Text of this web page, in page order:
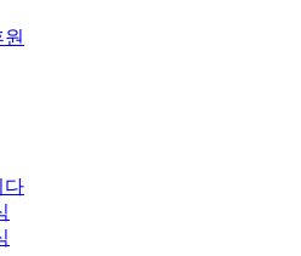
다